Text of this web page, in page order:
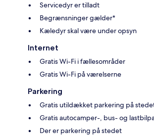
Servicedyr er tilladt
Begrænsninger gælder*
Kæledyr skal være under opsyn
Internet
Gratis Wi-Fi i fællesområder
Gratis Wi-Fi på værelserne
Parkering
Gratis utildækket parkering på
Gratis autocamper-, bus- og
Der er parkering på stedet